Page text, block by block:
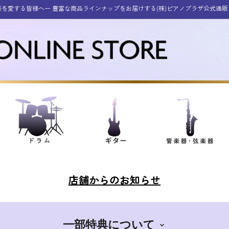
愛する皆様へー 豊富な商品ラインナップをお届けする(株)ピアノプラザ公式通
店舗からのお知らせ
一部特典について